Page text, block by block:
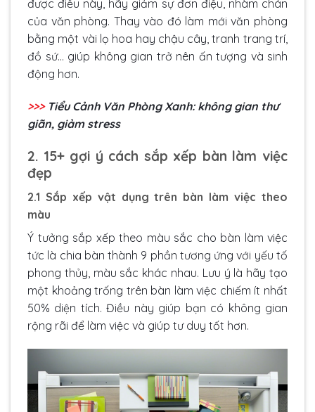
được điều này, hãy giảm sự đơn điệu, nhàm chán
của văn phòng. Thay vào đó làm mới văn phòng
bằng một vài lọ hoa hay chậu cây, tranh trang trí,
đồ sứ… giúp không gian trở nên ấn tượng và sinh
động hơn.
>>> Tiểu Cảnh Văn Phòng Xanh: không gian thư
giãn, giảm stress
2. 15+ gợi ý cách sắp xếp bàn làm việc
đẹp
2.1 Sắp xếp vật dụng trên bàn làm việc theo
màu
Ý tưởng sắp xếp theo màu sắc cho bàn làm việc
tức là chia bàn thành 9 phần tương ứng với yếu tố
phong thủy, màu sắc khác nhau. Lưu ý là hãy tạo
một khoảng trống trên bàn làm việc chiếm ít nhất
50% diện tích. Điều này giúp bạn có không gian
rộng rãi để làm việc và giúp tư duy tốt hơn.